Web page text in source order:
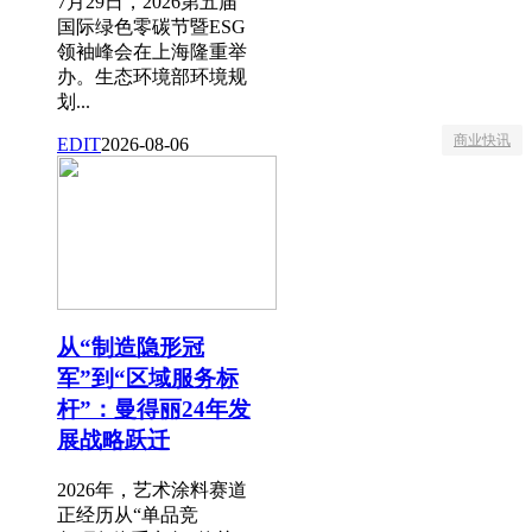
国际绿色零碳节暨ESG
领袖峰会在上海隆重举
办。生态环境部环境规
划...
EDIT2026-08-06 商业快讯
从“制造隐形冠
军”到“区域服务标
杆”：曼得丽24年发
展战略跃迁
2026年，艺术涂料赛道
正经历从“单品竞